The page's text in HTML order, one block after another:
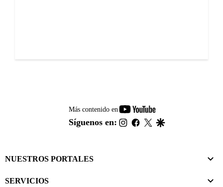
Más contenido en
youtube-
footer
Síguenos en: instagram
facebook
twitter
NUESTROS PORTALES
SERVICIOS